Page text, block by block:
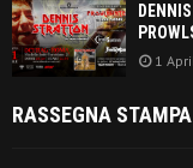
1
RASSEGNA STAMPA